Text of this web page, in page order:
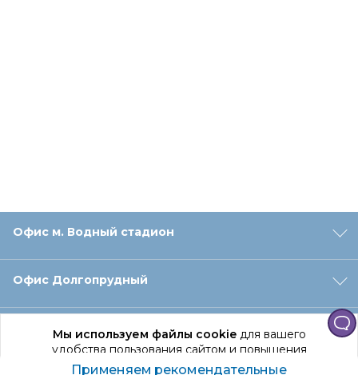
Мы используем файлы cookieдля вашего
удобства пользования сайтом и повышения
качества рекомендаций.
Офис м. Водный стадион
Офис Долгопрудный
Офис Санкт‑Петербург
Применяем рекомендательные